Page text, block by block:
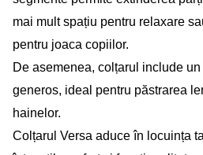
mai mult spațiu pentru relaxare
pentru joaca copiilor.
De asemenea, colțarul include
generos, ideal pentru păstrarea
hainelor.
Colțarul Versa aduce în locuința